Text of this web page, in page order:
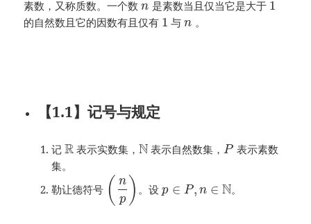
素数，又称质数。一个数n 是素数当且仅当它是大于 1
的自然数且它的因数有且仅有 1 与n 。
【1.1】记号与规定
记R 表示实数集，N 表示自然数集， P 表示素数
集。
勒让德符号 ( n
p ) 。设p ∈ P, n ∈ N。